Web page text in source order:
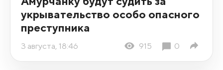
укрывательство особо опасного
преступника
3 августа, 18:46 915 0